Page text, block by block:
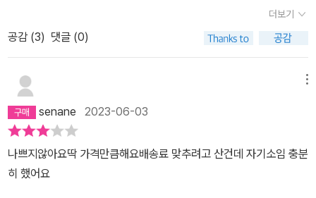
더보기
공감 (3) 댓글 (0)
senane 2023-06-03
나쁘지않아요딱 가격만큼해요배송료 맞추려고 산건데 자기소임 충분
히 했어요